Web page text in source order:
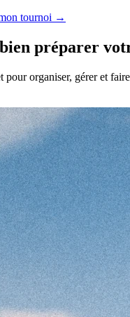
tournoi →
préparer
pour organiser, gérer et